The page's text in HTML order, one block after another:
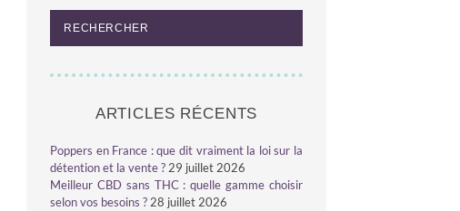
ARTICLES RÉCENTS
Poppers en France : que dit vraiment la loi sur la
détention et la vente ? 29 juillet 2026
Meilleur CBD sans THC : quelle gamme choisir
selon vos besoins ? 28 juillet 2026